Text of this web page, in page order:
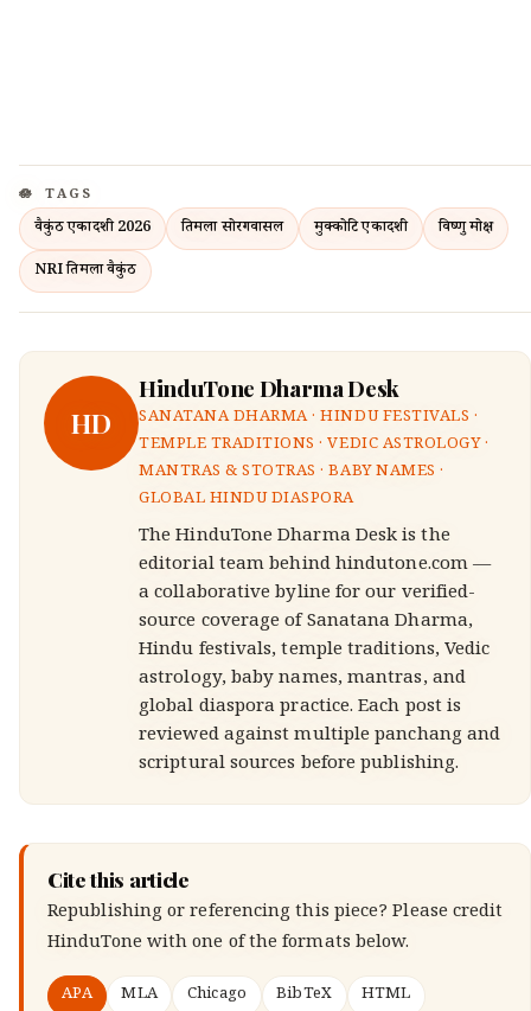
TAGS
वैकुंठ एकादशी 2026 तिरुमला सोरगवासल मुक्कोटि एकादशी
विष्णु मोक्ष
NRI तिरुमला वैकुंठ
HD
HinduTone Dharma Desk
SANATANA DHARMA · HINDU FESTIVALS ·
TEMPLE TRADITIONS · VEDIC ASTROLOGY ·
MANTRAS & STOTRAS · BABY NAMES ·
GLOBAL HINDU DIASPORA
The HinduTone Dharma Desk is the
editorial team behind hindutone.com —
a collaborative byline for our verified-
source coverage of Sanatana Dharma,
Hindu festivals, temple traditions, Vedic
astrology, baby names, mantras, and
global diaspora practice. Each post is
reviewed against multiple panchang and
scriptural sources before publishing.
Cite this article
Republishing or referencing this piece? Please credit
HinduTone with one of the formats below.
APA MLA Chicago BibTeX HTML